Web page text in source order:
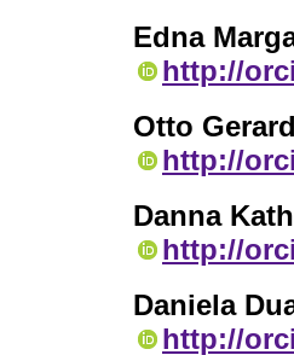
Edna
http://
Otto
http://
Danna
http://
Daniela
http://